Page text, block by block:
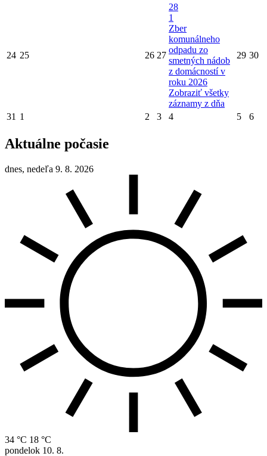
24 25 26 27
28
1
Zber
komunálneho
odpadu zo
smetných nádob
z domácností v
roku 2026
Zobraziť všetky
záznamy z dňa
29 30
31 1 2 3 4 5 6
Aktuálne počasie
dnes, nedeľa 9. 8. 2026
34 °C 18 °C
pondelok 10. 8.